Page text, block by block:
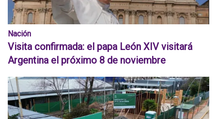
Nación
Visita confirmada: el papa León XIV visitará
Argentina el próximo 8 de noviembre